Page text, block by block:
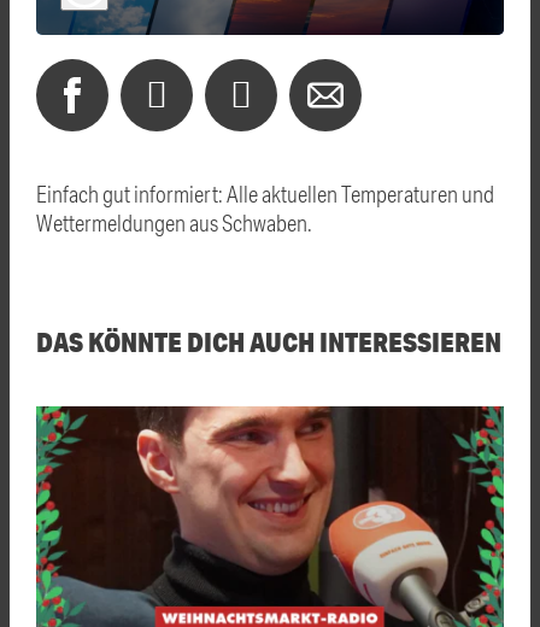
Einfach gut informiert: Alle aktuellen Temperaturen und
Wettermeldungen aus Schwaben.
DAS KÖNNTE DICH AUCH INTERESSIEREN